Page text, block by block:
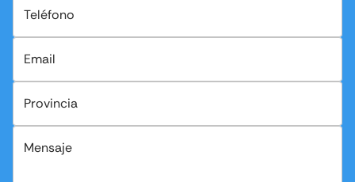
Teléfono
Email
Provincia
Mensaje